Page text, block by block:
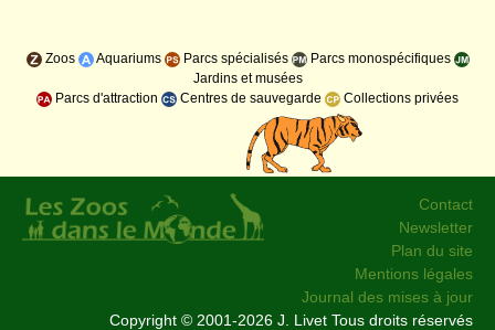
Zoos Aquariums Parcs spécialisés
Parcs monospécifiques
Jardins et musées
Parcs d'attraction
Centres de sauvegarde Collections privées
Contact
Newsletter
Plan du site
Mentions légales
Journal des mises à jour
Copyright © 2001-2026 J. Livet Tous droits réservés